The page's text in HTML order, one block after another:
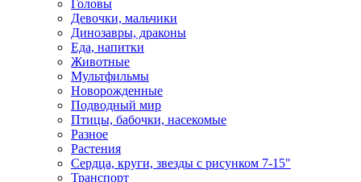
Головы
Девочки, мальчики
Динозавры, драконы
Еда, напитки
Животные
Мультфильмы
Новорожденные
Подводный мир
Птицы, бабочки, насекомые
Разное
Растения
Сердца, круги, звезды с рисунком 7-15"
Транспорт